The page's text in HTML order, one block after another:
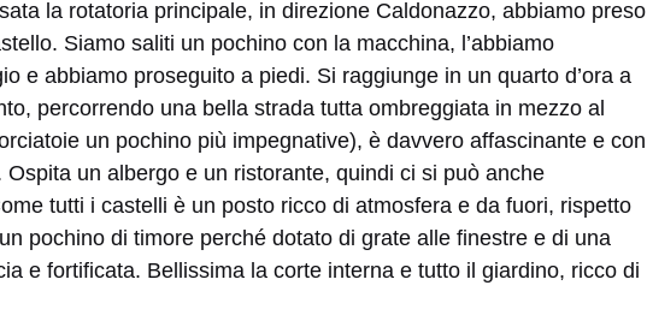
la rotatoria principale, in direzione Caldonazzo, abbiamo preso
Siamo saliti un pochino con la macchina, l’abbiamo
e abbiamo proseguito a piedi. Si raggiunge in un quarto d’ora a
percorrendo una bella strada tutta ombreggiata in mezzo al
un pochino più impegnative), è davvero affascinante e con
un albergo e un ristorante, quindi ci si può anche
tutti i castelli è un posto ricco di atmosfera e da fuori, rispetto
pochino di timore perché dotato di grate alle finestre e di una
e fortificata. Bellissima la corte interna e tutto il giardino, ricco di